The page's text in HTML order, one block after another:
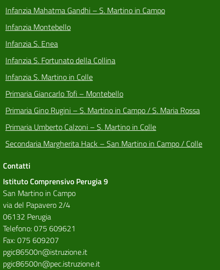
Infanzia Mahatma Gandhi – S. Martino in Campo
Infanzia Montebello
Infanzia S. Enea
Infanzia S. Fortunato della Collina
Infanzia S. Martino in Colle
Primaria Giancarlo Tofi – Montebello
Primaria Gino Rugini – S. Martino in Campo / S. Maria Rossa
Primaria Umberto Calzoni – S. Martino in Colle
Secondaria Margherita Hack – San Martino in Campo / Colle
Contatti
Istituto Comprensivo Perugia 9
San Martino in Campo
via del Papavero 2/4
06132 Perugia
Telefono: 075 609621
Fax: 075 609207
pgic86500n@istruzione.it
pgic86500n@pec.istruzione.it